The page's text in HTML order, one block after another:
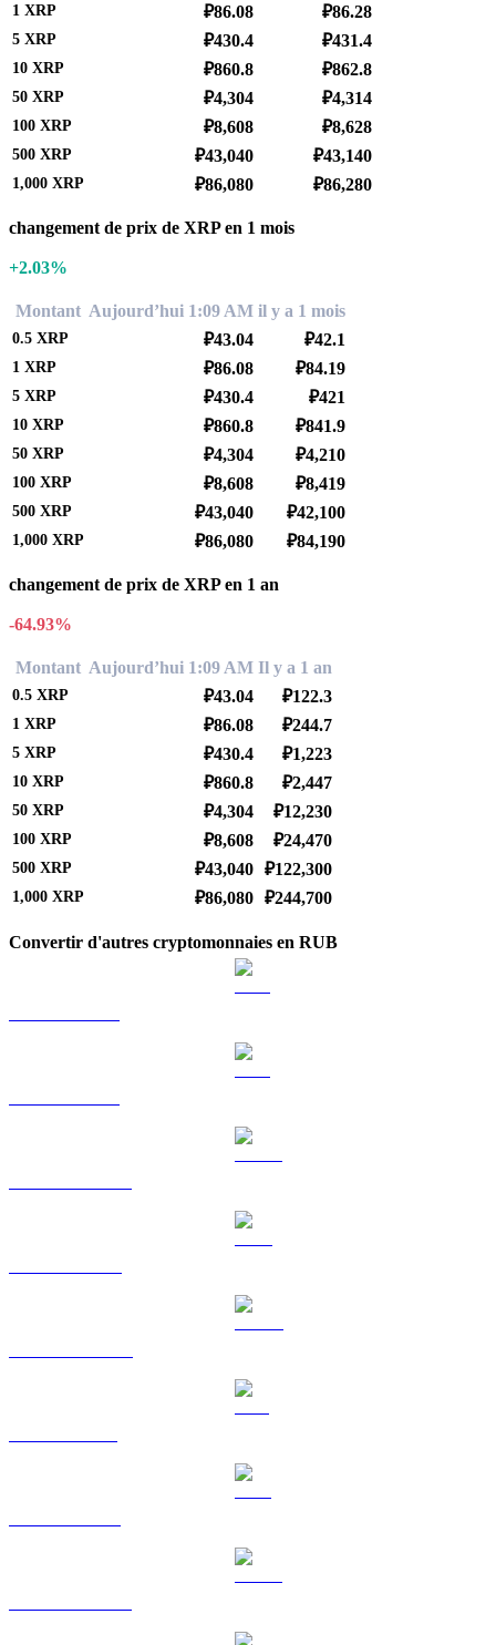
1 XRP ₽86.08 ₽86.28
5 XRP ₽430.4 ₽431.4
10 XRP ₽860.8 ₽862.8
50 XRP ₽4,304 ₽4,314
100 XRP ₽8,608 ₽8,628
500 XRP ₽43,040 ₽43,140
1,000 XRP ₽86,080 ₽86,280
changement de prix de XRP en 1 mois
+2.03%
Montant Aujourd’hui 1:09 AM il y a 1 mois
0.5 XRP ₽43.04 ₽42.1
1 XRP ₽86.08 ₽84.19
5 XRP ₽430.4 ₽421
10 XRP ₽860.8 ₽841.9
50 XRP ₽4,304 ₽4,210
100 XRP ₽8,608 ₽8,419
500 XRP ₽43,040 ₽42,100
1,000 XRP ₽86,080 ₽84,190
changement de prix de XRP en 1 an
-64.93%
Montant Aujourd’hui 1:09 AM Il y a 1 an
0.5 XRP ₽43.04 ₽122.3
1 XRP ₽86.08 ₽244.7
5 XRP ₽430.4 ₽1,223
10 XRP ₽860.8 ₽2,447
50 XRP ₽4,304 ₽12,230
100 XRP ₽8,608 ₽24,470
500 XRP ₽43,040 ₽122,300
1,000 XRP ₽86,080 ₽244,700
Convertir d'autres cryptomonnaies en RUB